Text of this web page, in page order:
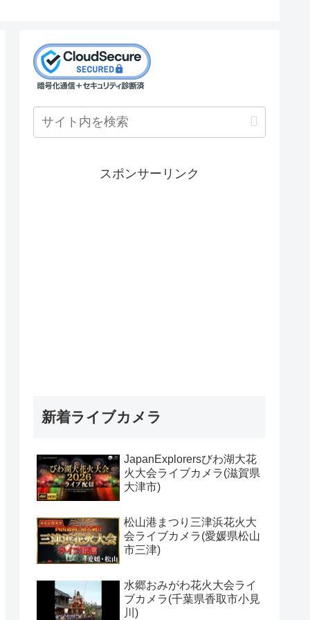
スポンサーリンク
新着ライブカメラ
JapanExplorersびわ湖大花
火大会ライブカメラ(滋賀県
大津市)
松山港まつり三津浜花火大
会ライブカメラ(愛媛県松山
市三津)
水郷おみがわ花火大会ライ
ブカメラ(千葉県香取市小見
川)